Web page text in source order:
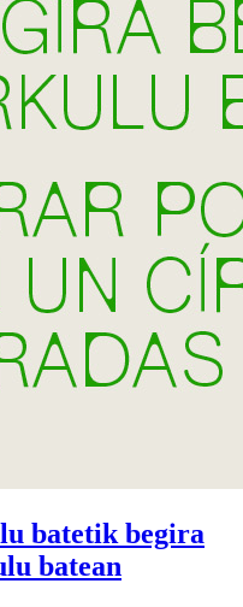
batetik begira
batean